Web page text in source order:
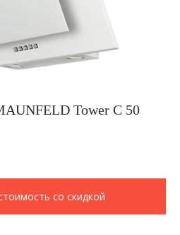
Tower C 50
со скидкой